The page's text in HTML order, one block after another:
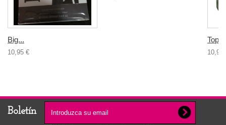
Big...
10,95 €
Top
10,95
Boletín